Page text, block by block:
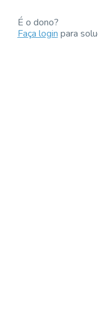
É o dono?
Faça loginpara